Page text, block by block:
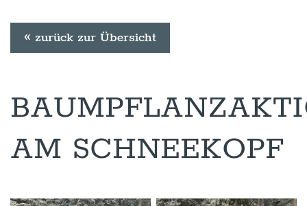
« zurück zur Übersicht
AM SCHNEEKOPF